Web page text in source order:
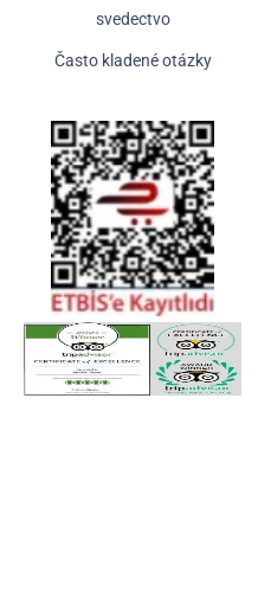
svedectvo
Často kladené otázky